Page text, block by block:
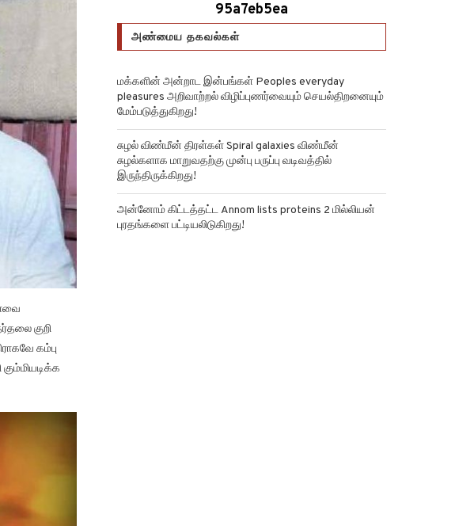
குறி
கம்பு
95a7eb5ea
அண்மைய தகவல்கள்
மக்களின் அன்றாட இன்பங்கள் Peoples everyday
pleasures அறிவாற்றல் விழிப்புணர்வையும் செயல்திறனையும்
மேம்படுத்துகிறது!
சுழல் விண்மீன் திரள்கள் Spiral galaxies விண்மீன்
சுழல்களாக மாறுவதற்கு முன்பு பருப்பு வடிவத்தில்
இருந்திருக்கிறது!
அன்னோம் கிட்டத்தட்ட Annom lists proteins 2 மில்லியன்
புரதங்களை பட்டியலிடுகிறது!